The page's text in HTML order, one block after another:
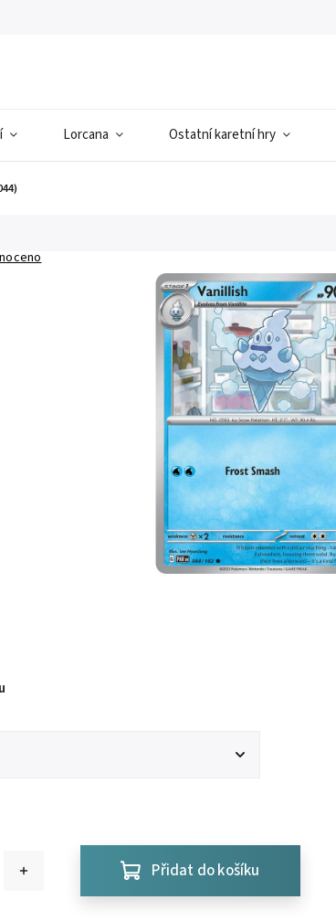
Lorcana Ostatní karetní hry
Přidat do košíku